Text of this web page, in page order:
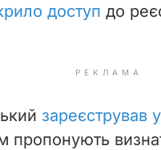
доступ до
РЕКЛАМА
зареєстрував
пропонують